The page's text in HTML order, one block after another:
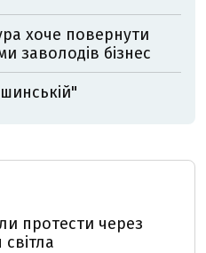
хоче повернути
заволодів бізнес
протести через